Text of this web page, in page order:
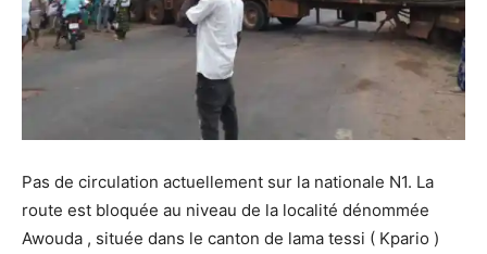
Pas de circulation actuellement sur la nationale N1. La
route est bloquée au niveau de la localité dénommée
Awouda , située dans le canton de lama tessi ( Kpario )